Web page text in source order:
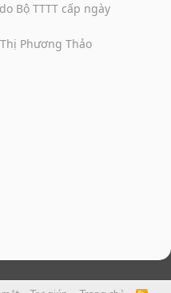
Bộ TTTT cấp ngày
Phương Thảo